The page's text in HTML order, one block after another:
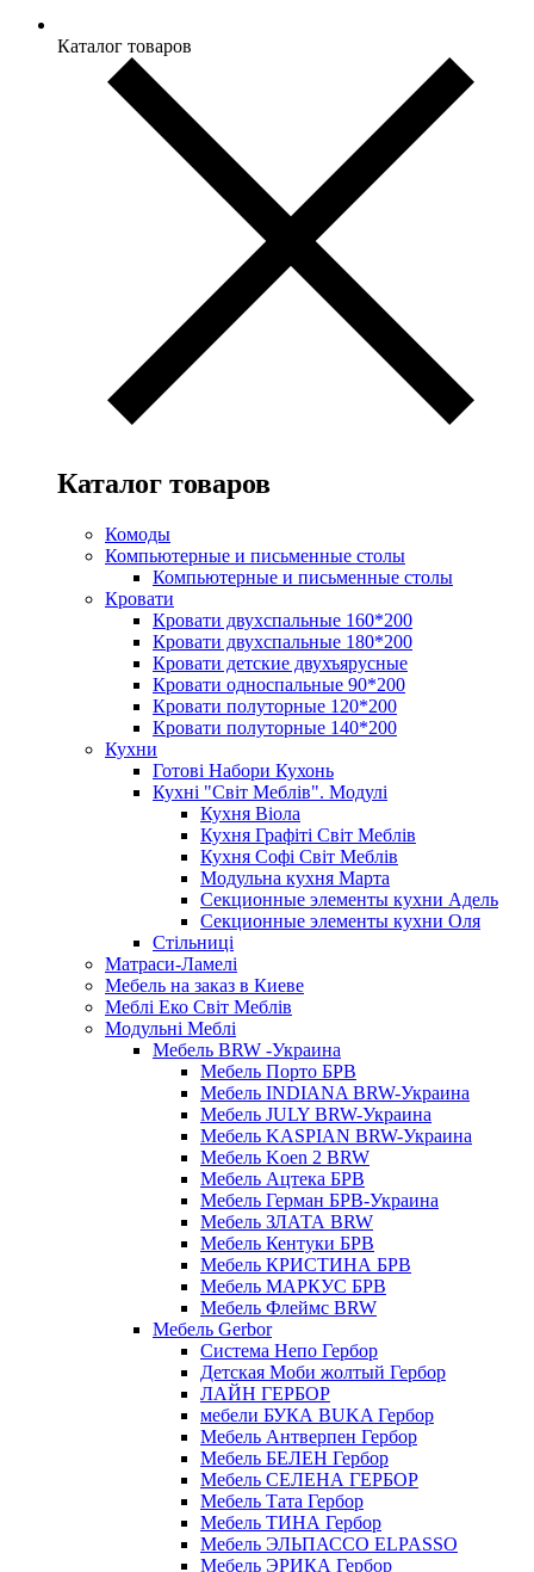
Каталог товаров
Каталог товаров
Комоды
Компьютерные и письменные столы
Компьютерные и письменные столы
Кровати
Кровати двухспальные 160*200
Кровати двухспальные 180*200
Кровати детские двухъярусные
Кровати односпальные 90*200
Кровати полуторные 120*200
Кровати полуторные 140*200
Кухни
Готові Набори Кухонь
Кухні "Світ Меблів". Модулі
Кухня Віола
Кухня Графіті Світ Меблів
Кухня Софі Світ Меблів
Модульна кухня Марта
Секционные элементы кухни Адель
Секционные элементы кухни Оля
Стільниці
Матраси-Ламелі
Мебель на заказ в Киеве
Меблі Еко Світ Меблів
Модульні Меблі
Мебель BRW -Украина
Мебель Порто БРВ
Мебель INDIANA BRW-Украина
Мебель JULY BRW-Украина
Мебель KASPIAN BRW-Украина
Мебель Koen 2 BRW
Мебель Ацтека БРВ
Мебель Герман БРВ-Украина
Мебель ЗЛАТА BRW
Мебель Кентуки БРВ
Мебель КРИСТИНА БРВ
Мебель МАРКУС БРВ
Мебель Флеймс BRW
Мебель Gerbor
Cистема Непо Гербор
Детская Моби жолтый Гербор
ЛАЙН ГЕРБОР
мебели БУКА BUKA Гербор
Мебель Антверпен Гербор
Мебель БЕЛЕН Гербор
Мебель СЕЛЕНА ГЕРБОР
Мебель Тата Гербор
Мебель ТИНА Гербор
Мебель ЭЛЬПАССО ELPASSO
Мебель ЭРИКА Гербор